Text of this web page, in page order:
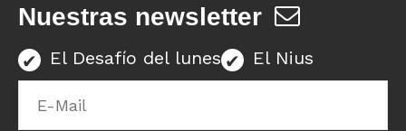
Nuestras newsletter
El Desafío del lunes El Nius